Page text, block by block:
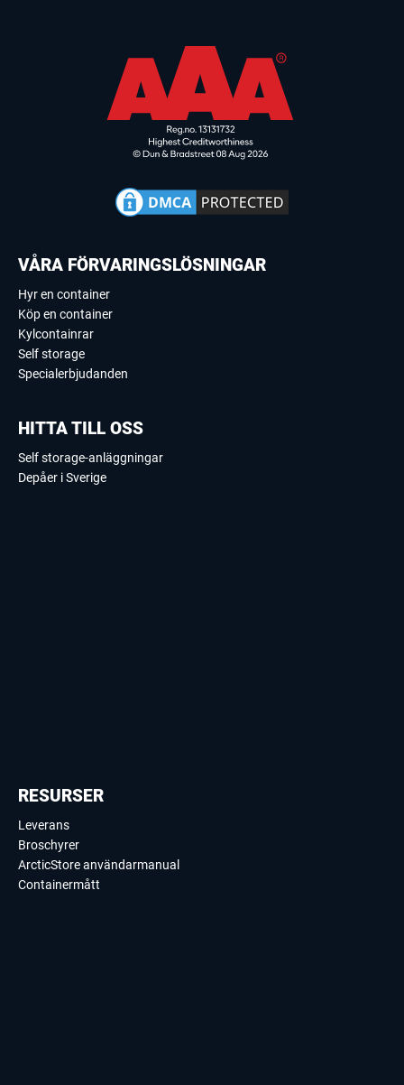
VÅRA FÖRVARINGSLÖSNINGAR
Hyr en container
Köp en container
Kylcontainrar
Self storage
Specialerbjudanden
HITTA TILL OSS
Self storage-anläggningar
Depåer i Sverige
RESURSER
Leverans
Broschyrer
ArcticStore användarmanual
Containermått